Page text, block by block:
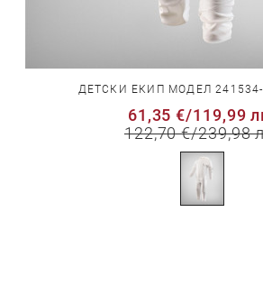
ДЕТСКИ ЕКИП МОДЕЛ
61,35 €/119,99
122,70 €/239,98